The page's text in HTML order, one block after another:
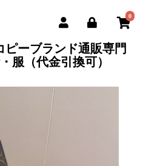
0
ーブランド通販専門
服（代金引換可）